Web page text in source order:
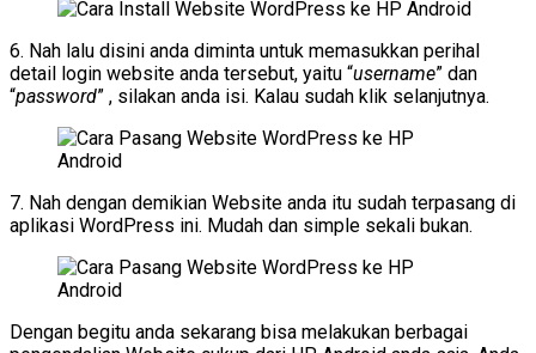
6. Nah lalu disini anda diminta untuk memasukkan perihal
detail login website anda tersebut, yaitu “username” dan
“password” , silakan anda isi. Kalau sudah klik selanjutnya.
7. Nah dengan demikian Website anda itu sudah terpasang di
aplikasi WordPress ini. Mudah dan simple sekali bukan.
Dengan begitu anda sekarang bisa melakukan berbagai